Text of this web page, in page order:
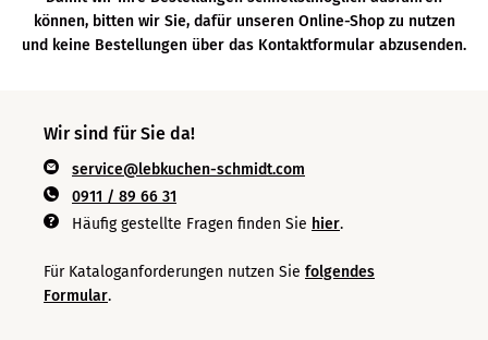
können, bitten wir Sie, dafür unseren Online-Shop zu nutzen
und keine Bestellungen über das Kontaktformular abzusenden.
Wir sind für Sie da!
service@lebkuchen-schmidt.com
0911 / 89 66 31
Häufig gestellte Fragen finden Sie hier.
Für Kataloganforderungen nutzen Sie folgendes
Formular.